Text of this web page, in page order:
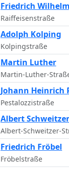
Friedrich
Raiffeisenstraße
Adolph Kolping
Kolpingstraße
Martin Luther
Martin-Luther-
Johann Heinrich
Pestalozzistraße
Albert Schweitzer
Albert-Schweitzer-
Friedrich Fröbel
Fröbelstraße